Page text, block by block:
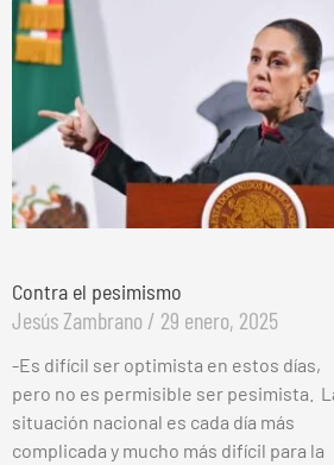
Contra el pesimismo
Jesús Zambrano 29 enero, 2025
-Es difícil ser optimista en estos días,
pero no es permisible ser pesimista.
situación nacional es cada día más
complicada y mucho más difícil para la